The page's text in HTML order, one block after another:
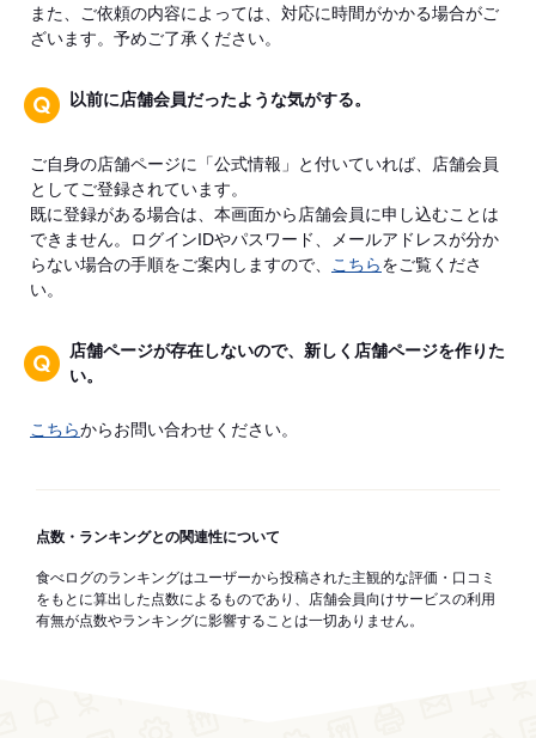
また、ご依頼の内容によっては、対応に時間がかかる場合がご
ざいます。予めご了承ください。
以前に店舗会員だったような気がする。
ご自身の店舗ページに「公式情報」と付いていれば、店舗会員
としてご登録されています。
既に登録がある場合は、本画面から店舗会員に申し込むことは
できません。ログインIDやパスワード、メールアドレスが分か
らない場合の手順をご案内しますので、
こちらをご覧くださ
い。
店舗ページが存在しないので、新しく店舗ページを作りた
い。
こちらからお問い合わせください。
点数・ランキングとの関連性について
食べログのランキングはユーザーから投稿された主観的な評価・口コミ
をもとに算出した点数によるものであり、店舗会員向けサービスの利用
有無が点数やランキングに影響することは一切ありません。